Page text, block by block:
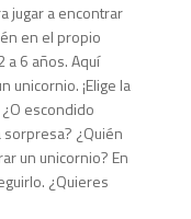
jugar a encontrar
en el propio
a 6 años. Aquí
unicornio. ¡Elige la
escondido
¿Quién
un unicornio? En
¿Quieres